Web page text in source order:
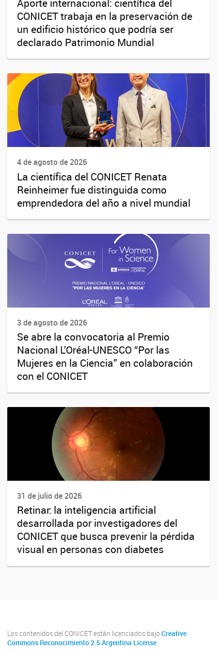
Aporte internacional: científica del
CONICET trabaja en la preservación de
un edificio histórico que podría ser
declarado Patrimonio Mundial
4 de agosto de 2026
La científica del CONICET Renata
Reinheimer fue distinguida como
emprendedora del año a nivel mundial
3 de agosto de 2026
Se abre la convocatoria al Premio
Nacional L’Oréal-UNESCO “Por las
Mujeres en la Ciencia” en colaboración
con el CONICET
31 de julio de 2026
Retinar: la inteligencia artificial
desarrollada por investigadores del
CONICET que busca prevenir la pérdida
visual en personas con diabetes
Los contenidos del CONICET están licenciados bajo Creative
Commons Reconocimiento 2.5 Argentina License